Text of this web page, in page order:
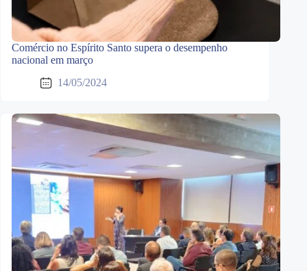
Comércio no Espírito Santo supera o desempenho
nacional em março
14/05/2024